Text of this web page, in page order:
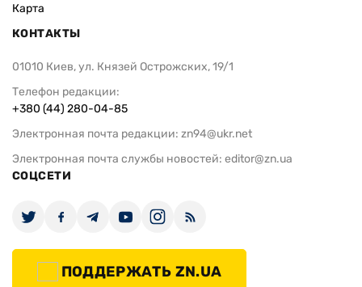
Карта
КОНТАКТЫ
01010 Киев, ул. Князей Острожских, 19/1
Телефон редакции:
+380 (44) 280-04-85
Электронная почта редакции: zn94@ukr.net
Электронная почта службы новостей: editor@zn.ua
СОЦСЕТИ
ПОДДЕРЖАТЬ ZN.UA